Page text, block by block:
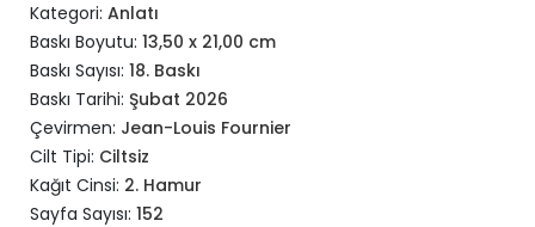
Kategori: Anlatı
Baskı Boyutu: 13,50 x 21,00 cm
Baskı Sayısı: 18. Baskı
Baskı Tarihi: Şubat 2026
Çevirmen: Jean-Louis Fournier
Cilt Tipi: Ciltsiz
Kağıt Cinsi: 2. Hamur
Sayfa Sayısı: 152